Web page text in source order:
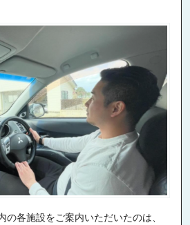
の各施設をご案内いただいたのは、